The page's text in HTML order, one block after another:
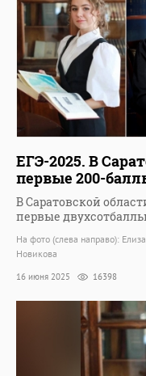
ЕГЭ-2025. В
первые 200-
В Саратовской
первые
На фото (слева направо):
Новикова
16 июня 2025 16398